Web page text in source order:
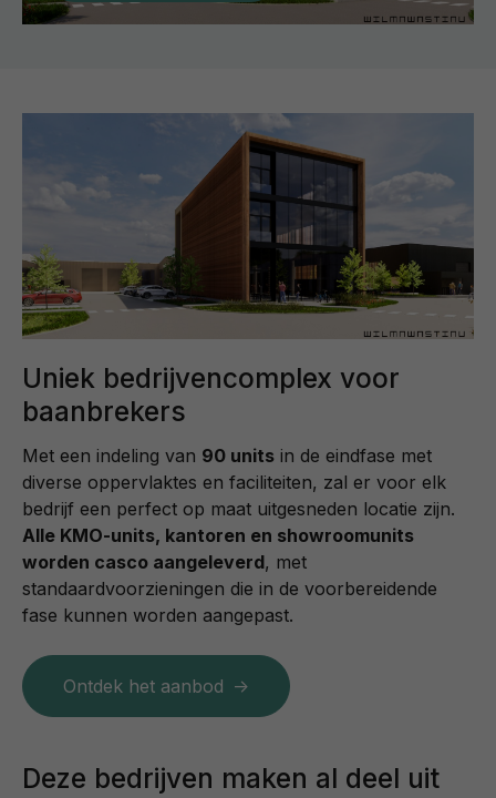
Uniek bedrijvencomplex voor
baanbrekers
Met een indeling van 90 units in de eindfase met
diverse oppervlaktes en faciliteiten, zal er voor elk
bedrijf een perfect op maat uitgesneden locatie zijn.
Alle KMO-units, kantoren en showroomunits
worden casco aangeleverd, met
standaardvoorzieningen die in de voorbereidende
fase kunnen worden aangepast.
Ontdek het aanbod
Deze bedrijven maken al deel uit